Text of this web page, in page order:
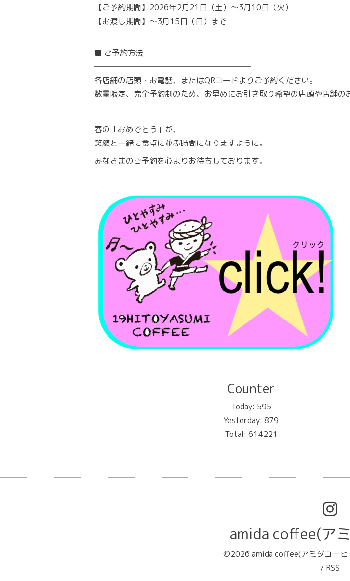
【ご予約期間】2026年2月21日（土）〜3月10日（火）
【お渡し期間】〜3月15日（日）まで
────────────────────
■ ご予約方法
────────────────────
各店舗の店頭・お電話、またはQRコードよりご予約ください。
数量限定、完全予約制のため、お早めにお引き取り希望の店頭や店舗の
春の「おめでとう」が、
笑顔と一緒に食卓に並ぶ時間になりますように。
みなさまのご予約を心よりお待ちしております。
Counter
Today: 595
Yesterday:879
Total: 614221
amida coffee(ア
©2026 amida coffee(アミダコーヒ
/ RSS